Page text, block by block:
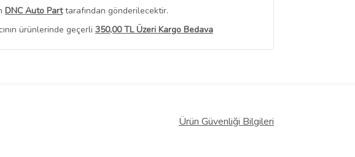
DNC Auto Parttarafından gönderilecektir.
ürünlerinde geçerli 350,00 TL Üzeri Kargo Bedava
Tüm Ürünlerini Görüntüle
Ürün Güvenliği Bilgileri